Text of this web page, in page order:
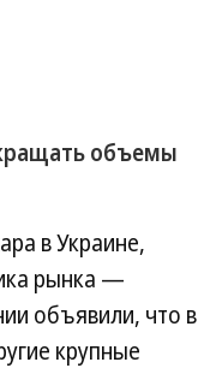
объемы
в Украине,
рынка —
объявили, что в
крупные